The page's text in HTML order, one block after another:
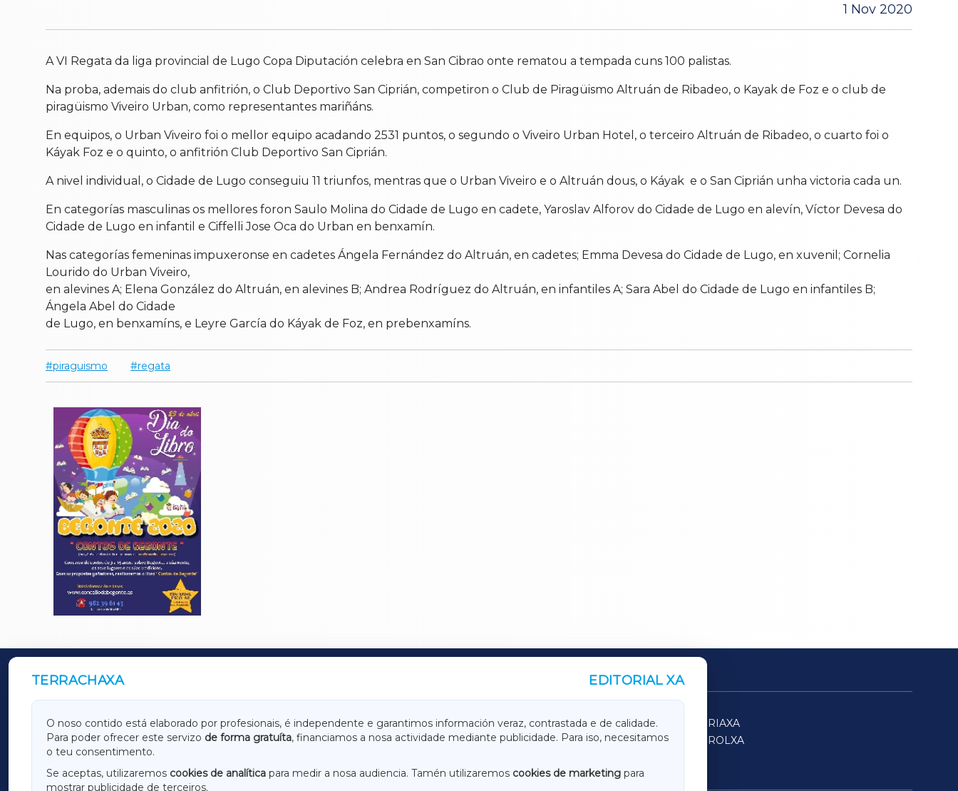
1 Nov 2020
AVI Regata da liga provincial de Lugo Copa Diputación celebra en San Cibrao onte rematou a tempada cuns 100 palistas.
Na proba, ademais do club anfitrión, o Club Deportivo San Ciprián, competiron o Club de Piragüismo Altruán de Ribadeo, o Kayak de Foz e o club de
piragüismo Viveiro Urban, como representantes mariñáns.
En equipos, o Urban Viveiro foi o mellor equipo acadando 2531 puntos, o segundo o Viveiro Urban Hotel, o terceiro Altruán de Ribadeo, o cuarto foi o
Káyak Foz e o quinto, o anfitrión Club Deportivo San Ciprián.
A nivel individual, o Cidade de Lugo conseguiu 11 triunfos, mentras que o Urban Viveiro e o Altruán dous, o Káyak e o San Ciprián unha victoria cada un.
En categorías masculinas os mellores foron Saulo Molina do Cidade de Lugo en cadete, Yaroslav Alforov do Cidade de Lugo en alevín, Víctor Devesa do
Cidade de Lugo en infantil e Ciffelli Jose Oca do Urban en benxamín.
Nas categorías femeninas impuxeronse en cadetes Ángela Fernández do Altruán, en cadetes; Emma Devesa do Cidade de Lugo, en xuvenil; Cornelia
Lourido do Urban Viveiro,
en alevines A; Elena González do Altruán, en alevines B; Andrea Rodríguez do Altruán, en infantiles A; Sara Abel do Cidade de Lugo en infantiles B;
Ángela Abel do Cidade
de Lugo, en benxamíns, e Leyre García do Káyak de Foz, en prebenxamíns.
piraguismo regata
TERRACHAXA EDITORIAL XA
O noso contido está elaborado por profesionais, é independente e garantimos información veraz, contrastada e de calidade.
Para poder ofrecer este servizo de forma gratuíta, financiamos a nosa actividade mediante publicidade. Para iso, necesitamos
o teu consentimento.
Se aceptas, utilizaremos cookies de analítica para medir a nosa audiencia. Tamén utilizaremos cookies de marketing para
mostrar publicidade de terceiros.
OUTROS PERIÓDICOS
GALICIAXA LUGOXA TERRACHAXA
SARRIAXA
AMARIÑAXA
RIBEIRASACRAXA ACORUÑAXA
FERROLXA
OURENSEXA